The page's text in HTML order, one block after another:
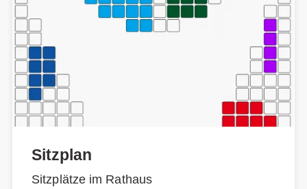
Sitzplan
Sitzplätze im Rathaus